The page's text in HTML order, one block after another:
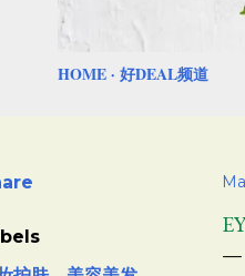
HOME 好DEAL频道